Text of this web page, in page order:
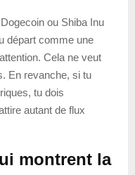
ou Shiba Inu
départ comme une
Cela ne veut
En revanche, si tu
tu dois
autant de flux
montrent la